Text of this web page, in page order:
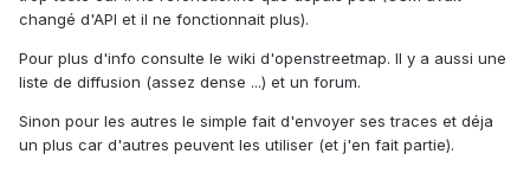
changé d'API et il ne fonctionnait plus).
Pour plus d'info consulte le wiki d'openstreetmap. Il y a aussi une
liste de diffusion (assez dense ...) et un forum.
Sinon pour les autres le simple fait d'envoyer ses traces et déja
un plus car d'autres peuvent les utiliser (et j'en fait partie).